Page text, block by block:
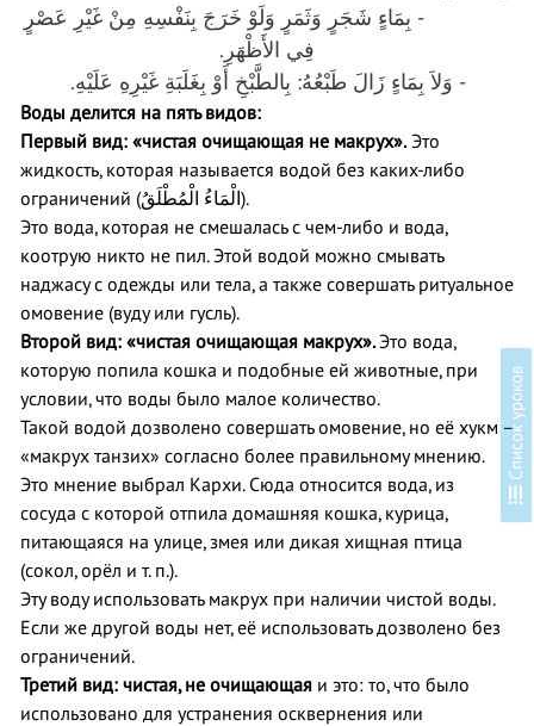
в
- بِمَاءٍ شَجَرٍ وَثَمَرٍ وَلَوْ خَرَجَ بِنَفْسِهِ مِنْ غَيْرِ عَصْرٍ
فِي الأَظْهَرِ.
- وَلاَ بِمَاءٍ زَالَ طَبْعُهُ: بِالطَّبْخِ أَوْ بِغَلَبَةِ غَيْرِهِ عَلَيْهِ.
Воды делится на пять видов:
Первый вид: «чистая очищающая не макрух».Это
жидкость, которая называется водой без каких-либо
ограничений (الْمَاءُ الْمُطْلَقُ ).
Это вода, которая не смешалась с чем-либо и вода,
коотрую никто не пил. Этой водой можно смывать
наджасу с одежды или тела, а также совершать ритуальное
омовение (вуду или гусль).
Второй вид: «чистая очищающая макрух».Это вода,
которую попила кошка и подобные ей животные, при
условии, что воды было малое количество.
Такой водой дозволено совершать омовение, но её хукм –
«макрух танзих» согласно более правильному мнению.
Это мнение выбрал Кархи. Сюда относится вода, из
сосуда с которой отпила домашняя кошка, курица,
питающаяся на улице, змея или дикая хищная птица
(сокол, орёл и т. п.).
Эту воду использовать макрух при наличии чистой воды.
Если же другой воды нет, её использовать дозволено без
ограничений.
Третий вид: чистая, не очищающая и это: то, что было
использовано для устранения осквернения или